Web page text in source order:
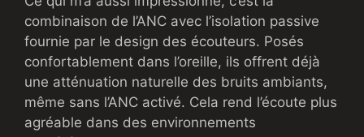
combinaison de l’ANC avec l’isolation passive
fournie par le design des écouteurs. Posés
confortablement dans l’oreille, ils offrent déjà
une atténuation naturelle des bruits ambiants,
même sans l’ANC activé. Cela rend l’écoute plus
agréable dans des environnements